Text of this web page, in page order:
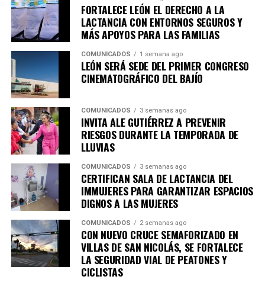
Por su parte, el presidente de APIMEX, Mauricio Ruíz
Campos, señaló que la industria vive un momento
estrategias para mantener la competitividad.
Destacó que el conocimiento desarrollado durante
décadas en el sector cuero-calzado hoy permite generar
oportunidades en industrias como la automotriz,
aeronáutica, mobiliario, moda y manufactura avanzada,
reflejando la capacidad de adaptación de las empresas
proveedoras.
“Es el momento de seguir buscando las nuevas
oportunidades y desarrollar estrategias para
enfrentar lo que hoy vive la industria, No queremos
dejar pasar ninguna oportunidad para APIMEX y
para México; la buena noticia es que nuestra
industria también ha evolucionado” destacó.
FORTALECE LEÓN EL DERECHO A LA
LACTANCIA CON ENTORNOS SEGUROS Y
MÁS APOYOS PARA LAS FAMILIAS
COMUNICADOS 1 semana ago
LEÓN SERÁ SEDE DEL PRIMER CONGRESO
CINEMATOGRÁFICO DEL BAJÍO
COMUNICADOS 3 semanas ago
INVITA ALE GUTIÉRREZ A PREVENIR
RIESGOS DURANTE LA TEMPORADA DE
LLUVIAS
COMUNICADOS 3 semanas ago
CERTIFICAN SALA DE LACTANCIA DEL
IMMUJERES PARA GARANTIZAR ESPACIOS
DIGNOS A LAS MUJERES
COMUNICADOS 2 semanas ago
CON NUEVO CRUCE SEMAFORIZADO EN
VILLAS DE SAN NICOLÁS, SE FORTALECE
LA SEGURIDAD VIAL DE PEATONES Y
CICLISTAS